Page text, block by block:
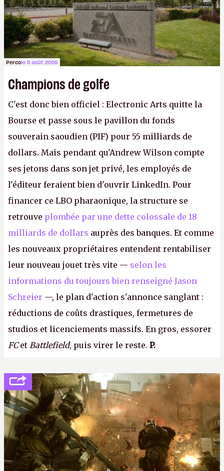
Percole 5 août 2026
Champions de golfe
C'est donc bien officiel : Electronic Arts quitte la
Bourse et passe sous le pavillon du fonds
souverain saoudien (PIF) pour 55 milliards de
dollars. Mais pendant qu'Andrew Wilson compte
ses jetons dans son jet privé, les employés de
l'éditeur feraient bien d'ouvrir LinkedIn. Pour
financer ce LBO pharaonique, la structure se
retrouve plombée par une dette colossale de 18
milliards de dollars auprès des banques. Et comme
les nouveaux propriétaires entendent rentabiliser
leur nouveau jouet très vite — selon les
informations du toujours bien renseigné Jason
Schreier —, le plan d'action s'annonce sanglant :
réductions de coûts drastiques, fermetures de
studios et licenciements massifs. En gros, essorer
FCet Battlefield, puis virer le reste. P.